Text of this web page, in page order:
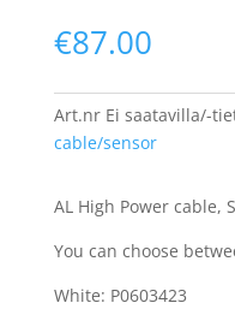
€87.00
Art.nr Ei saatavilla/-
cable/sensor
AL High Power cable,
You can choose
White: P0603423